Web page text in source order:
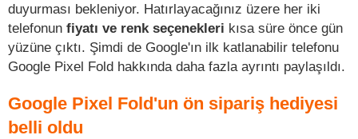
duyurması bekleniyor. Hatırlayacağınız üzere her iki
telefonun fiyatı ve renk seçenekleri kısa süre önce gün
yüzüne çıktı. Şimdi de Google'ın ilk katlanabilir telefonu
Google Pixel Fold hakkında daha fazla ayrıntı paylaşıldı.
Google Pixel Fold'un ön sipariş hediyesi
belli oldu